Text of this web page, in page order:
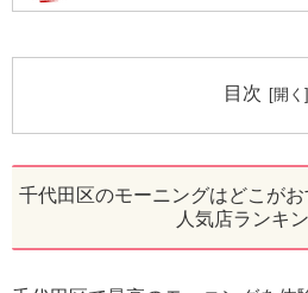
目次
千代田区のモーニングはどこが
人気店ランキ